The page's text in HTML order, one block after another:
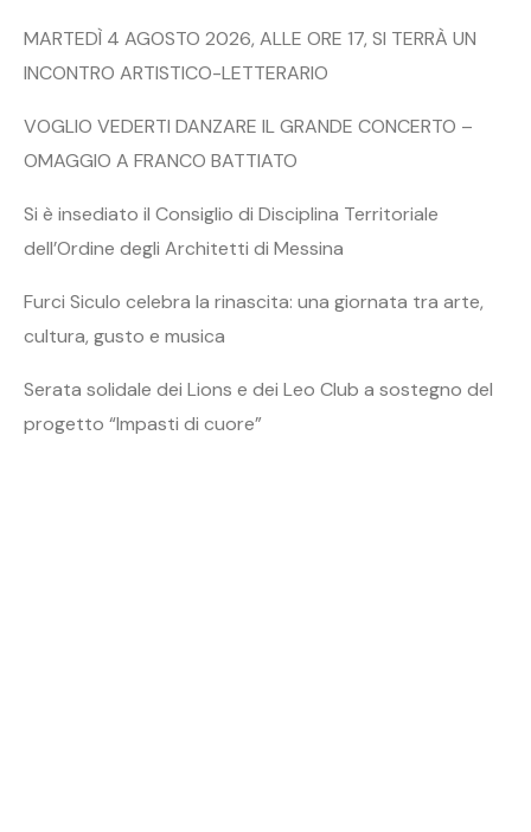
MARTEDÌ 4 AGOSTO 2026, ALLE ORE 17, SI TERRÀ UN
INCONTRO ARTISTICO-LETTERARIO
VOGLIO VEDERTI DANZARE IL GRANDE CONCERTO –
OMAGGIO A FRANCO BATTIATO
Si è insediato il Consiglio di Disciplina Territoriale
dell’Ordine degli Architetti di Messina
Furci Siculo celebra la rinascita: una giornata tra arte,
cultura, gusto e musica
Serata solidale dei Lions e dei Leo Club a sostegno del
progetto “Impasti di cuore”